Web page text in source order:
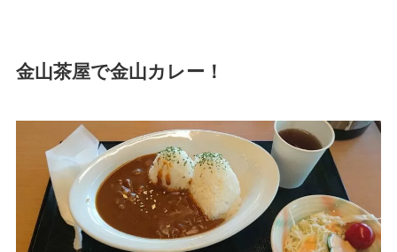
金山茶屋で金山カレー！